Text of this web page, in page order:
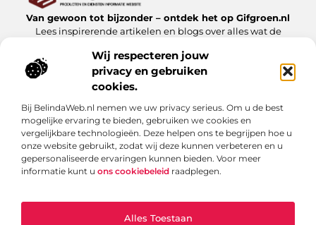
Wij respecteren jouw
privacy en gebruiken
cookies.
Bij BelindaWeb.nl nemen we uw privacy serieus. Om u de best
mogelijke ervaring te bieden, gebruiken we cookies en
vergelijkbare technologieën. Deze helpen ons te begrijpen hoe u
onze website gebruikt, zodat wij deze kunnen verbeteren en u
gepersonaliseerde ervaringen kunnen bieden. Voor meer
informatie kunt u ons cookiebeleid raadplegen.
Alles Toestaan
Van gewoon tot bijzonder – ontdek het op Gifgroen.nl
Lees inspirerende artikelen en blogs over alles wat de
Bericht categorie
Onze informatie